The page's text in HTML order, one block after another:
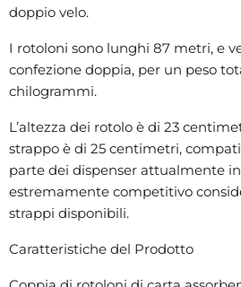
doppio velo.
I rotoloni sono lunghi 87 metri, e
confezione doppia, per un peso
chilogrammi.
L’altezza dei rotolo è di 23
strappo è di 25 centimetri,
parte dei dispenser attualmente
estremamente competitivo
strappi disponibili.
Caratteristiche del Prodotto